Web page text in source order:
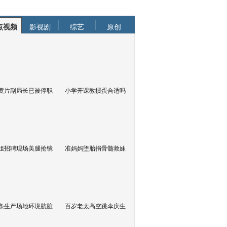
视频 影视剧 综艺 原创
片副局长已被停职 小学开课教掼蛋合适吗
招聘现场美腿抢镜 准妈妈堕胎捐骨髓救妹
生产场地环境肮脏 百岁老太高空跳伞庆生